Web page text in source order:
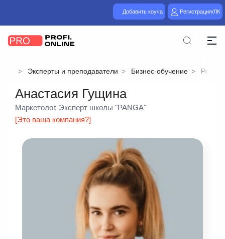
Добавить коуча Регистрация/ЛК
Эксперты и преподаватели Бизнес-обучение
Анастасия Гущина
Маркетолог. Эксперт школы "PANGA"
[Это ваша компания?]